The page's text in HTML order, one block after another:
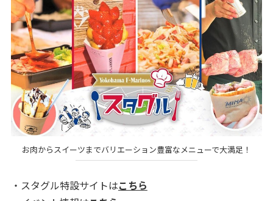
お肉からスイーツまでバリエーション豊富なメニューで大満足！
・スタグル特設サイトはこちら